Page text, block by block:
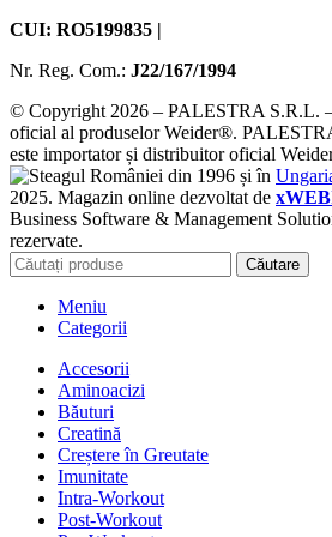
CUI: RO5199835 |
Nr. Reg. Com.: J22/167/1994
© Copyright 2026 – PALESTRA S.R.L.
oficial al produselor Weider®.
este importator și distribuitor oficial
din 1996 și în
2025. Magazin online dezvoltat de
Business Software & Management
rezervate.
Căutare
Meniu
Categorii
Accesorii
Aminoacizi
Băuturi
Creatină
Creștere în Greutate
Imunitate
Intra-Workout
Post-Workout